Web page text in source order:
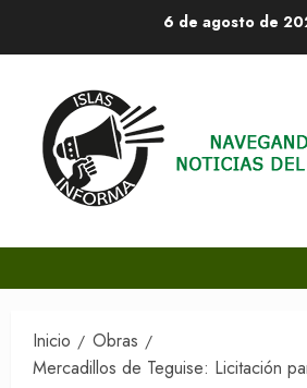
6 de agosto de
Inicio
Obras
Mercadillos de Teguise: Licitación